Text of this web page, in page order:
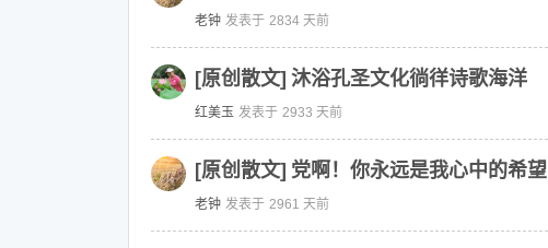
老钟 发表于 2834 天前
[原创散文] 沐浴孔圣文化徜徉诗歌海洋
红美玉 发表于 2933 天前
[原创散文] 党啊！你永远是我心中的希望
老钟 发表于 2961 天前